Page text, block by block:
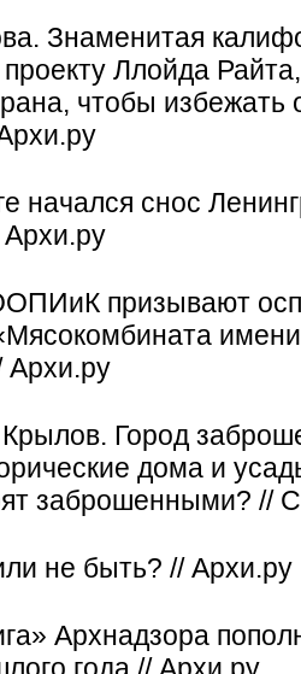
Знаменитая
проекту Ллойда
чтобы избежать
начался снос
призывают
Архи.ру
Город
дома и
заброшенными? //
не быть? // Архи.ру
Архнадзора